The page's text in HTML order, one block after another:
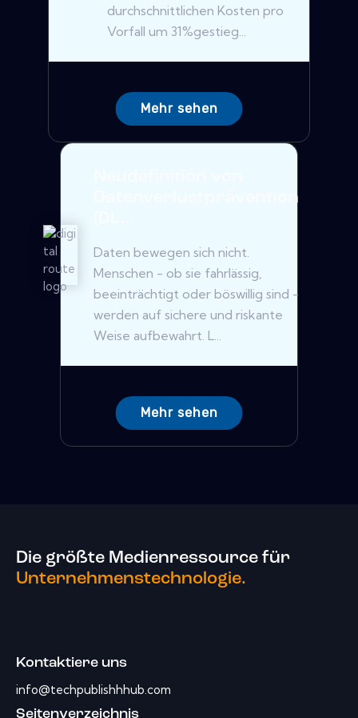
durchschnittlichen Kosten pro
Vorfall um 31%gestieg...
Mehr sehen
Datenverlustprävention
Daten bewegen sich nicht.
Menschen - ob sie fahrlässig,
beeinträchtigt oder böswillig sind -
werden auf sichere und riskante
Weise aufbewahrt. L...
Mehr sehen
Die größte Medienressource für
Unternehmenstechnologie.
Kontaktiere uns
info@techpublishhhub.com
Seitenverzeichnis